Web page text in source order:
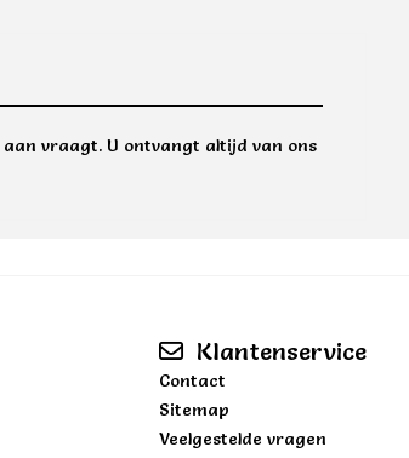
vraagt. U ontvangt altijd van ons
Klantenservice
Contact
Sitemap
Veelgestelde vragen